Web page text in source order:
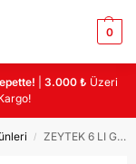
0
|3.000 ₺ Üzeri
/ ZEYTEK 6 LI GRUP PRİZ KABLOLU